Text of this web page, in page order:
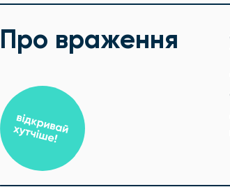
Про враження